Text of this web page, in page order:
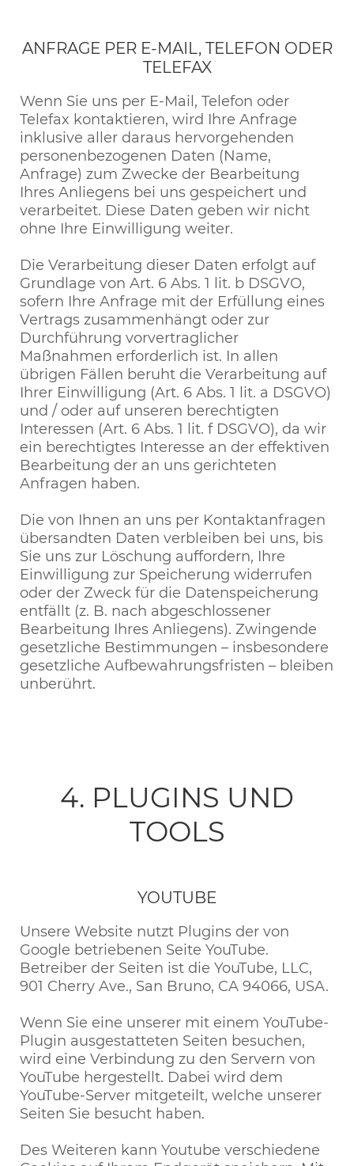
ANFRAGE PER E-MAIL, TELEFON ODER
TELEFAX
Wenn Sie uns per E-Mail, Telefon oder
Telefax kontaktieren, wird Ihre Anfrage
inklusive aller daraus hervorgehenden
personenbezogenen Daten (Name,
Anfrage) zum Zwecke der Bearbeitung
Ihres Anliegens bei uns gespeichert und
verarbeitet. Diese Daten geben wir nicht
ohne Ihre Einwilligung weiter.
Die Verarbeitung dieser Daten erfolgt auf
Grundlage von Art. 6 Abs. 1 lit. b DSGVO,
sofern Ihre Anfrage mit der Erfüllung eines
Vertrags zusammenhängt oder zur
Durchführung vorvertraglicher
Maßnahmen erforderlich ist. In allen
übrigen Fällen beruht die Verarbeitung auf
Ihrer Einwilligung (Art. 6 Abs. 1 lit. a DSGVO)
und / oder auf unseren berechtigten
Interessen (Art. 6 Abs. 1 lit. f DSGVO), da wir
ein berechtigtes Interesse an der effektiven
Bearbeitung der an uns gerichteten
Anfragen haben.
Die von Ihnen an uns per Kontaktanfragen
übersandten Daten verbleiben bei uns, bis
Sie uns zur Löschung auffordern, Ihre
Einwilligung zur Speicherung widerrufen
oder der Zweck für die Datenspeicherung
entfällt (z. B. nach abgeschlossener
Bearbeitung Ihres Anliegens). Zwingende
gesetzliche Bestimmungen – insbesondere
gesetzliche Aufbewahrungsfristen – bleiben
unberührt.
4. PLUGINS UND
TOOLS
YOUTUBE
Unsere Website nutzt Plugins der von
Google betriebenen Seite YouTube.
Betreiber der Seiten ist die YouTube, LLC,
901 Cherry Ave., San Bruno, CA 94066, USA.
Wenn Sie eine unserer mit einem YouTube-
Plugin ausgestatteten Seiten besuchen,
wird eine Verbindung zu den Servern von
YouTube hergestellt. Dabei wird dem
YouTube-Server mitgeteilt, welche unserer
Seiten Sie besucht haben.
Des Weiteren kann Youtube verschiedene